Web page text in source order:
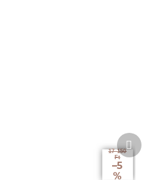
17 150
Ft
–5
%
termék